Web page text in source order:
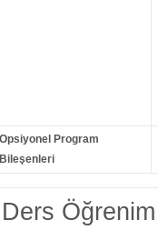
Opsiyonel Program
Bileşenleri
Ders Öğrenim